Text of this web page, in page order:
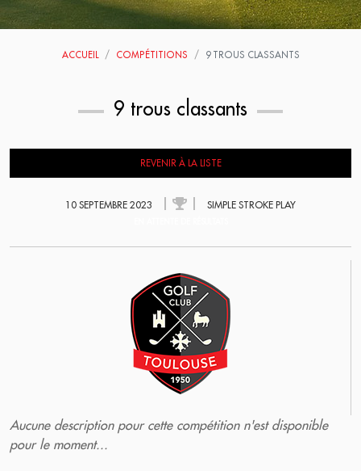
ACCUEIL COMPÉTITIONS 9 TROUS CLASSANTS
9 trous classants
REVENIR À LA LISTE
10 SEPTEMBRE 2023 SIMPLE STROKE PLAY
Aucune description pour cette compétition n'est disponible
pour le moment...